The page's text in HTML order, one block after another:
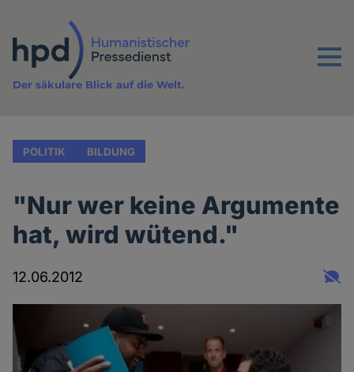
Inhalt
Menu
Der säkulare Blick auf die Welt.
POLITIK BILDUNG
"Nur wer keine Argumente
hat, wird wütend."
12.06.2012